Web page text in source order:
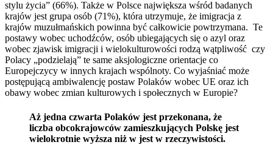
stylu życia” (66%). Także w Polsce największa wśród badanych
krajów jest grupa osób (71%), która utrzymuje, że imigracja z
krajów muzułmańskich powinna być całkowicie powtrzymana. Te
postawy wobec uchodźców, osób ubiegających się o azyl oraz
wobec zjawisk imigracji i wielokulturowości rodzą wątpliwość czy
Polacy „podzielają” te same aksjologiczne orientacje co
Europejczycy w innych krajach wspólnoty. Co wyjaśniać może
postępującą ambiwalencję postaw Polaków wobec UE oraz ich
obawy wobec zmian kulturowych i społecznych w Europie?
Aż jedna czwarta Polaków jest przekonana, że
liczba obcokrajowców zamieszkujących Polskę jest
wielokrotnie wyższa niż w jest w rzeczywistości.